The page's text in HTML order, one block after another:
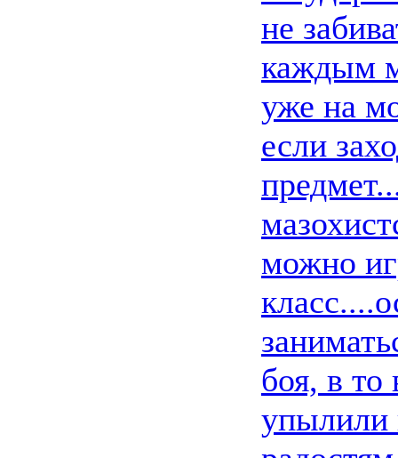
не
каждым
уже на
если
можно
боя, в то
упылили